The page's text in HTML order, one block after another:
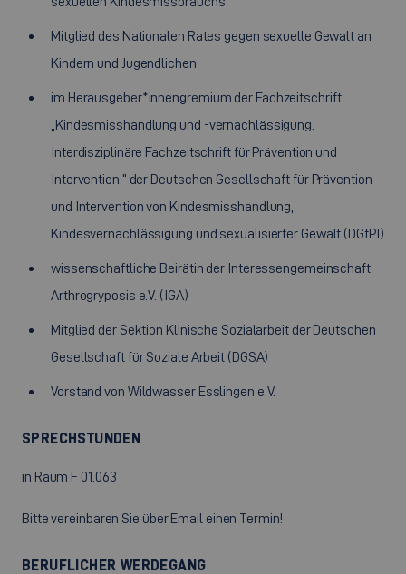
Mitglied des Nationalen Rates gegen sexuelle Gewalt an
Kindern und Jugendlichen
im Herausgeber*innengremium der Fachzeitschrift
„Kindesmisshandlung und -vernachlässigung.
Interdisziplinäre Fachzeitschrift für Prävention und
Intervention.“ der Deutschen Gesellschaft für Prävention
und Intervention von Kindesmisshandlung,
Kindesvernachlässigung und sexualisierter Gewalt (DGfPI)
wissenschaftliche Beirätin der Interessengemeinschaft
Arthrogryposis e.V. (IGA)
Mitglied der Sektion Klinische Sozialarbeit der Deutschen
Gesellschaft für Soziale Arbeit (DGSA)
Vorstand von Wildwasser Esslingen e.V.
SPRECHSTUNDEN
in Raum F 01.063
Bitte vereinbaren Sie über Email einen Termin!
BERUFLICHER WERDEGANG